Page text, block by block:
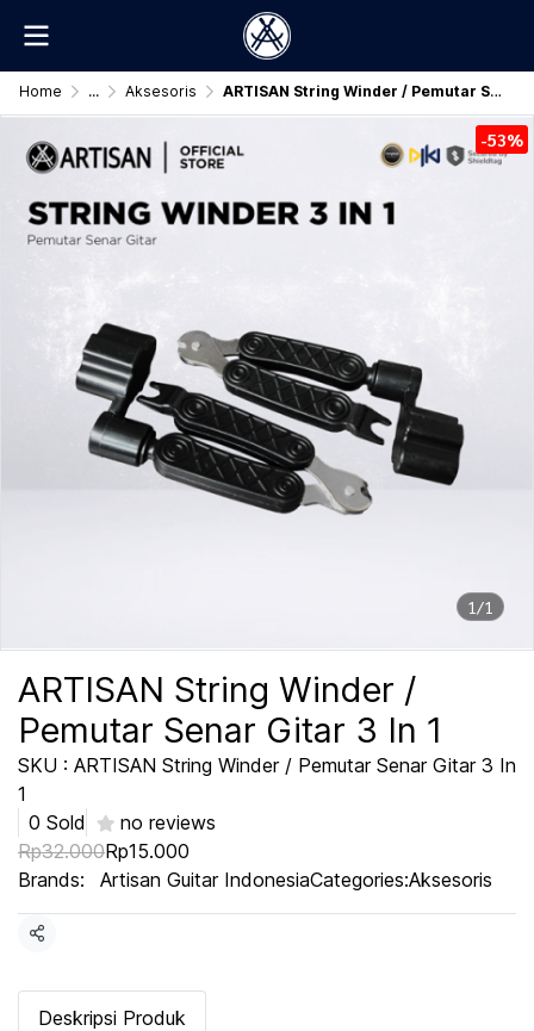
Home ... Aksesoris ARTISAN String Winder / Pemutar Senar Gitar 3 In 1
1/1
-53%
ARTISAN String Winder /
Pemutar Senar Gitar 3 In 1
SKU : ARTISAN String Winder / Pemutar Senar Gitar 3 In
1
0 Sold
no reviews
Rp32.000Rp15.000
Brands:
Artisan Guitar IndonesiaCategories:Aksesoris
Share
Deskripsi Produk